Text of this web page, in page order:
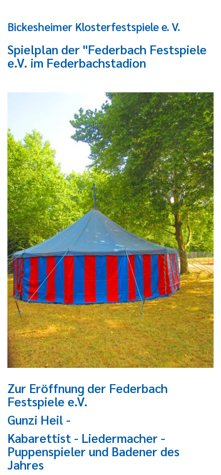
Bickesheimer Klosterfestspiele e. V.
Spielplan der "Federbach Festspiele
e.V. im Federbachstadion
Zur Eröffnung der Federbach
Festspiele e.V.
Gunzi Heil -
Kabarettist - Liedermacher -
Puppenspieler und Badener des
Jahres